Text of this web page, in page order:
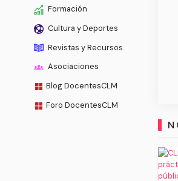
Formación
Cultura y Deportes
Revistas y Recursos
Asociaciones
Blog DocentesCLM
Foro DocentesCLM
prácticas y acto público de
y accidentales concurso-
de Inspectores de
2021